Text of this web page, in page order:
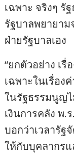
เฉพาะ จริงๆ
รัฐบาลพยายา
ฝ่ายรัฐบาลเอง
“ยกตัวอย่าง เ
เฉพาะในเรื่อ
ในรัฐธรรมนูญไ
เงินการคลัง พ.
บอกว่าเวลารัฐ
ให้กับบุคลากรแ